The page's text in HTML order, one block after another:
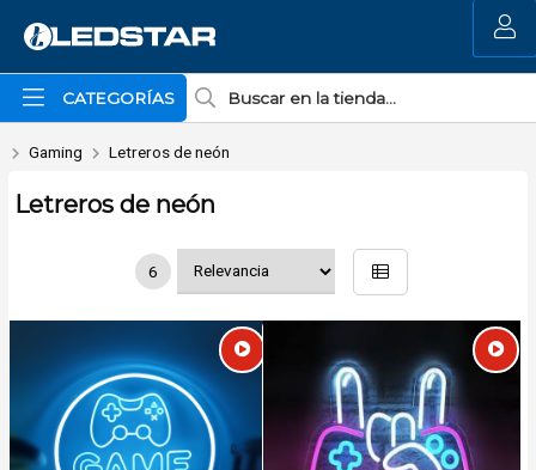
CATEGORÍAS
MI COMPRA
Gaming Letreros de neón
Letreros de neón
6